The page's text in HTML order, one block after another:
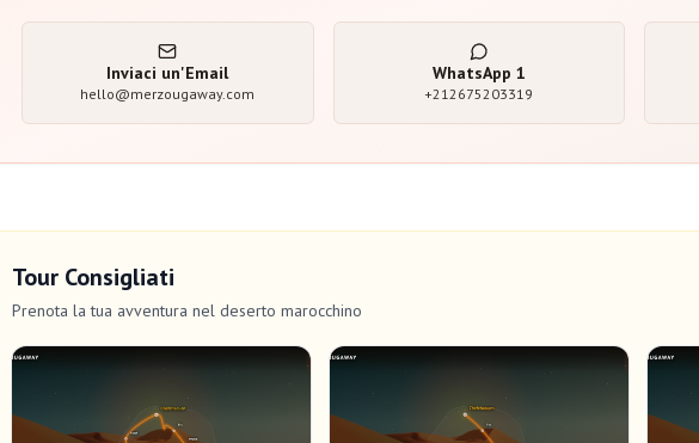
Inviaci un'Email
hello@merzougaway.com
WhatsApp 1
+212675203319
Tour Consigliati
Prenota la tua avventura nel deserto marocchino